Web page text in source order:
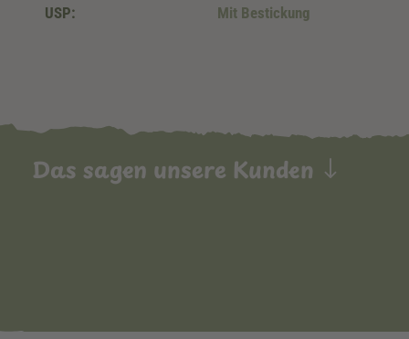
USP: Mit Bestickung
Das sagen unsere Kunden